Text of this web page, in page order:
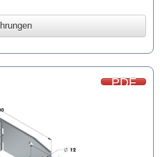
PDF